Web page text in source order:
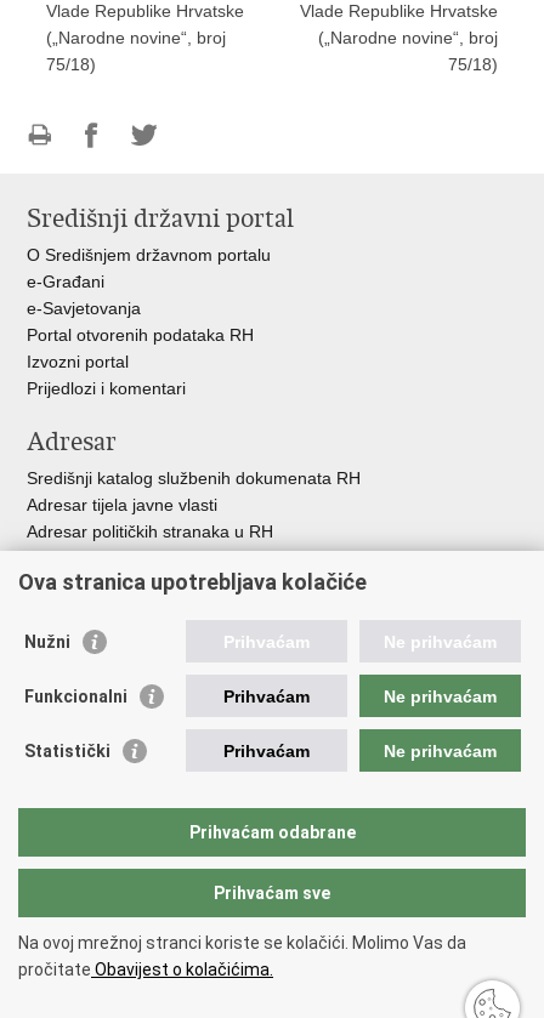
Vlade Republike Hrvatske
(„Narodne novine“, broj
75/18)
Vlade Republike Hrvatske
(„Narodne novine“, broj
75/18)
FacebookuTwitteru
Središnji državni portal
O Središnjem državnom portalu
e-Građani
e-Savjetovanja
Portal otvorenih podataka RH
Izvozni portal
Prijedlozi i komentari
Adresar
Središnji katalog službenih dokumenata RH
Adresar tijela javne vlasti
Adresar političkih stranaka u RH
Besplatni telefoni javne uprave
Vlada Republike Hrvatske
Savjet za nacionalne manjine
Okvirna konvencija za zaštitu nacionalnih manjina
Ured zastupnika RH pred Eur.sudom za ljudska prava
Copyright © 2026 Ured za ljudska prava i prava nacionalnih manjina.
Uvjeti korištenja.
Ova stranica upotrebljava kolačiće
Nužni Prihvaćam Ne prihvaćam
Funkcionalni Prihvaćam Ne prihvaćam
Statistički Prihvaćam Ne prihvaćam
Prihvaćam odabrane
Prihvaćam sve
Na ovoj mrežnoj stranci koriste se kolačići. Molimo Vas da
pročitate Obavijest o kolačićima.